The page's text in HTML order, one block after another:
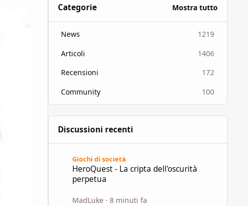
Categorie Mostra tutto
News
1219
Articoli
1406
Recensioni
172
Community
100
Discussioni recenti
Giochi di società
HeroQuest - La cripta dell'oscurità
perpetua
MadLuke· 8 minuti fa